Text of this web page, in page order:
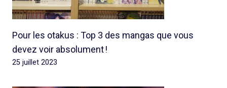
Pour les otakus : Top 3 des mangas que vous
devez voir absolument !
25 juillet 2023